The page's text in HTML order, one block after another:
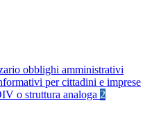
obblighi amministrativi
per cittadini e imprese
o struttura analoga 2